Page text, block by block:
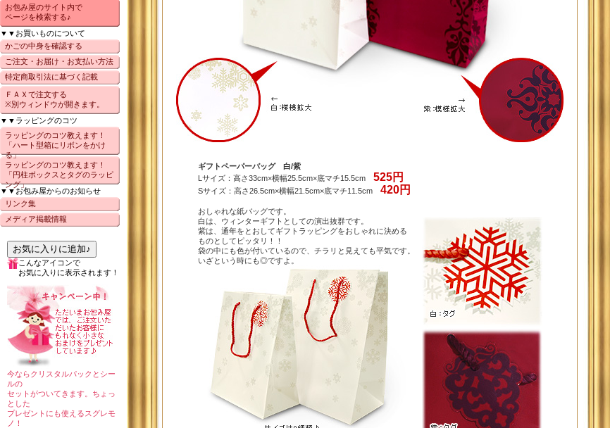
お包み屋のサイト内で
ページを検索する♪
▼▼お買いものについて
かごの中身を確認する
ご注文・お届け・お支払い方法
特定商取引法に基づく記載
ＦＡＸで注文する
※別ウィンドウが開きます。
▼▼ラッピングのコツ
ラッピングのコツ教えます！
「ハート型箱にリボンをかけ
る」
ラッピングのコツ教えます！
「円柱ボックスとタグのラッピ
ング」
▼▼お包み屋からのお知らせ
リンク集
メディア掲載情報
お気に入りに追加♪
こんなアイコンで
お気に入りに表示されます！
今ならクリスタルパックとシー
ルの
セットがついてきます。ちょっ
とした
プレゼントにも使えるスグレモ
ノ！
ギフトペーパーバッグ 白/紫
Lサイズ：高さ33cm×横幅25.5cm×底マチ15.5cm 525円
Sサイズ：高さ26.5cm×横幅21.5cm×底マチ11.5cm 420円
おしゃれな紙バッグです。
白は、ウィンターギフトとしての演出抜群です。
紫は、通年をとおしてギフトラッピングをおしゃれに決める
ものとしてピッタリ！！
袋の中にも色が付いているので、チラリと見えても平気です。
いざという時にも◎ですよ。